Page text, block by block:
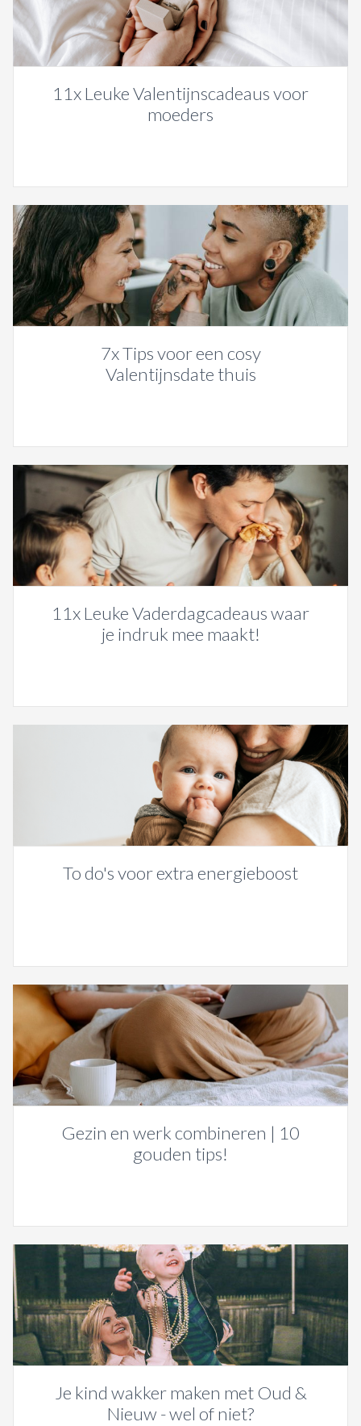
11x Leuke Valentijnscadeaus voor
moeders
7x Tips voor een cosy
Valentijnsdate thuis
11x Leuke Vaderdagcadeaus waar
je indruk mee maakt!
To do's voor extra energieboost
Gezin en werk combineren | 10
gouden tips!
Je kind wakker maken met Oud &
Nieuw - wel of niet?